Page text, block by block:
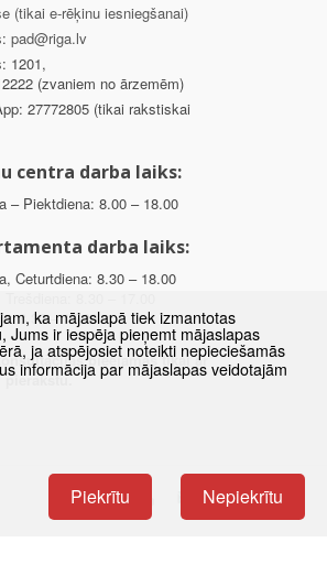
(tikai e-rēķinu iesniegšanai)
pad@riga.lv
1201,
(zvaniem no ārzemēm)
27772805 (tikai rakstiskai
centra darba laiks:
– Piektdiena: 8.00 – 18.00
darba laiks:
Ceturtdiena: 8.30 – 18.00
8.30 – 15.00
pieejamas tikai ar
ka mājaslapā tiek izmantotas
Jums ir iespēja pieņemt mājaslapas
ja atspējosiet noteikti nepieciešamās
informācija par mājaslapas veidotajām
Piekrītu Nepiekrītu